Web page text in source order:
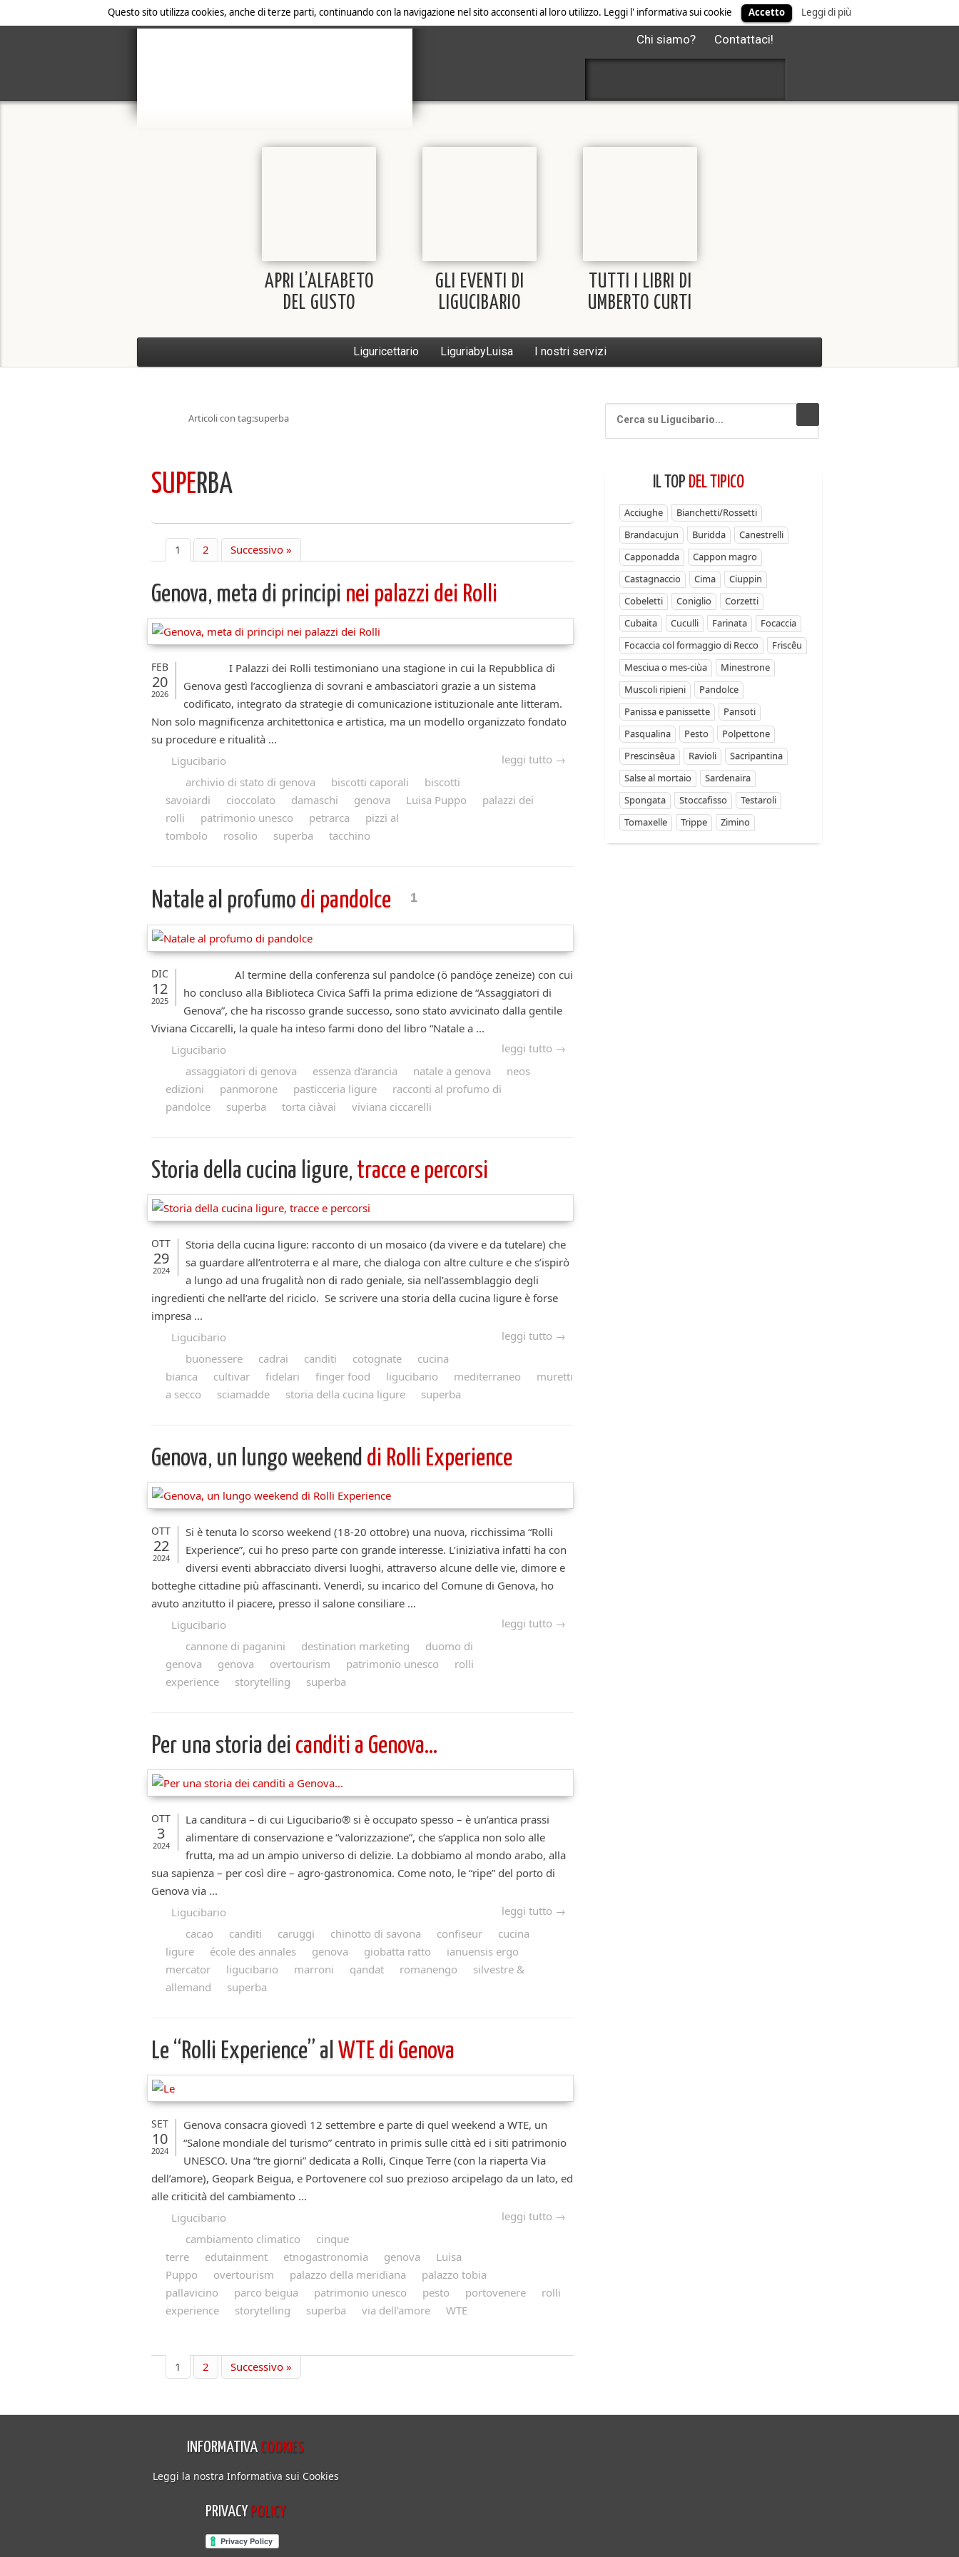
Questo sito utilizza cookies, anche di terze parti, continuando con la navigazione nel sito acconsenti al loro utilizzo. Leggi l' informativa sui cookie Accetto Leggi di più
Chi siamo? Contattaci!
APRI L’ALFABETO
DEL GUSTO
GLI EVENTI DI
LIGUCIBARIO
TUTTI I LIBRI DI
UMBERTO CURTI
Liguricettario LiguriabyLuisa I nostri servizi
Articoli con tag:superba
SUPERBA
1 2 Successivo »
Genova, meta di principi nei palazzi dei Rolli
FEB
20
2026
I Palazzi dei Rolli testimoniano una stagione in cui la Repubblica di
Genova gestì l’accoglienza di sovrani e ambasciatori grazie a un sistema
codificato, integrato da strategie di comunicazione istituzionale ante litteram.
Non solo magnificenza architettonica e artistica, ma un modello organizzato fondato
su procedure e ritualità ...
leggi tutto →
Ligucibario
archivio di stato di genova
biscotti caporali
biscotti
savoiardi
cioccolato damaschi genova Luisa Puppo
palazzi dei
rolli
patrimonio unesco petrarca
pizzi al
tombolo
rosolio superba tacchino
Natale al profumo di pandolce 1
DIC
12
2025
Al termine della conferenza sul pandolce (ö pandöçe zeneize) con cui
ho concluso alla Biblioteca Civica Saffi la prima edizione de “Assaggiatori di
Genova”, che ha riscosso grande successo, sono stato avvicinato dalla gentile
Viviana Ciccarelli, la quale ha inteso farmi dono del libro “Natale a ...
leggi tutto →
Ligucibario
assaggiatori di genova
essenza d'arancia natale a genova
neos
edizioni
panmorone pasticceria ligure
racconti al profumo di
pandolce
superba torta ciàvai viviana ciccarelli
Storia della cucina ligure, tracce e percorsi
OTT
29
2024
Storia della cucina ligure: racconto di un mosaico (da vivere e da tutelare) che
sa guardare all’entroterra e al mare, che dialoga con altre culture e che s’ispirò
a lungo ad una frugalità non di rado geniale, sia nell’assemblaggio degli
ingredienti che nell’arte del riciclo. Se scrivere una storia della cucina ligure è forse
impresa ...
leggi tutto →
Ligucibario
buonessere
cadrai canditi cotognate
cucina
bianca
cultivar fidelari finger food ligucibario mediterraneo
muretti
a secco
sciamadde storia della cucina ligure superba
Genova, un lungo weekend di Rolli Experience
OTT
22
2024
Si è tenuta lo scorso weekend (18-20 ottobre) una nuova, ricchissima “Rolli
Experience”, cui ho preso parte con grande interesse. L’iniziativa infatti ha con
diversi eventi abbracciato diversi luoghi, attraverso alcune delle vie, dimore e
botteghe cittadine più affascinanti. Venerdì, su incarico del Comune di Genova, ho
avuto anzitutto il piacere, presso il salone consiliare ...
leggi tutto →
Ligucibario
cannone di paganini
destination marketing
duomo di
genova
genova overtourism patrimonio unesco
rolli
experience
storytelling superba
Per una storia dei canditi a Genova…
OTT
3
2024
La canditura – di cui Ligucibario® si è occupato spesso – è un’antica prassi
alimentare di conservazione e “valorizzazione”, che s’applica non solo alle
frutta, ma ad un ampio universo di delizie. La dobbiamo al mondo arabo, alla
sua sapienza – per così dire – agro-gastronomica. Come noto, le “ripe” del porto di
Genova via ...
leggi tutto →
Ligucibario
cacao
canditi caruggi chinotto di savona confiseur
cucina
ligure
école des annales genova giobatta ratto
ianuensis ergo
mercator
ligucibario marroni qandat romanengo
silvestre &
allemand
superba
Le “Rolli Experience” al WTE di Genova
SET
10
2024
Genova consacra giovedì 12 settembre e parte di quel weekend a WTE, un
“Salone mondiale del turismo” centrato in primis sulle città ed i siti patrimonio
UNESCO. Una “tre giorni” dedicata a Rolli, Cinque Terre (con la riaperta Via
dell’amore), Geopark Beigua, e Portovenere col suo prezioso arcipelago da un lato, ed
alle criticità del cambiamento ...
leggi tutto →
Ligucibario
cambiamento climatico
cinque
terre
edutainment etnogastronomia genova
Luisa
Puppo
overtourism palazzo della meridiana
palazzo tobia
pallavicino
parco beigua patrimonio unesco pesto portovenere
rolli
experience
storytelling superba via dell'amore WTE
1 2 Successivo »
IL TOP DEL TIPICO
Acciughe
Bianchetti/Rossetti
Brandacujun
Buridda
Canestrelli
Capponadda
Cappon magro
Castagnaccio
Cima
Ciuppin
Cobeletti
Coniglio
Corzetti
Cubaita
Cuculli Farinata
Focaccia
Focaccia col formaggio di Recco
Friscêu
Mesciua o mes-ciùa
Minestrone
Muscoli ripieni
Pandolce
Panissa e panissette
Pansoti
Pasqualina
Pesto
Polpettone
Prescinsêua
Ravioli
Sacripantina
Salse al mortaio
Sardenaira
Spongata
Stoccafisso
Testaroli
Tomaxelle
Trippe Zimino
INFORMATIVA COOKIES
Leggi la nostra Informativa sui Cookies
PRIVACY POLICY